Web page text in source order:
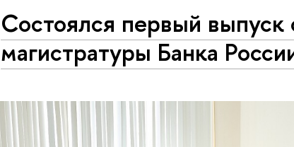
Состоялся первый выпуск
магистратуры Банка